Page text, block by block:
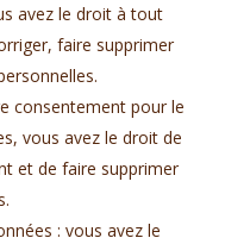
avez le droit à tout
faire supprimer
consentement pour le
vous avez le droit de
et de faire supprimer
: vous avez le